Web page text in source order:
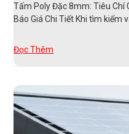
Tấm Poly Đặc 8mm: Tiêu Chí
Báo Giá Chi Tiết Khi tìm kiếm
Đọc Thêm